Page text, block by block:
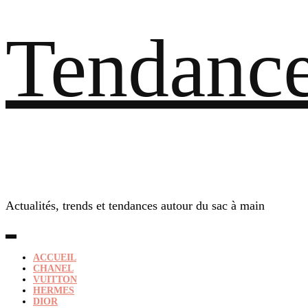
Actualités, trends et tendances autour du sac à main
ACCUEIL
CHANEL
VUITTON
HERMES
DIOR